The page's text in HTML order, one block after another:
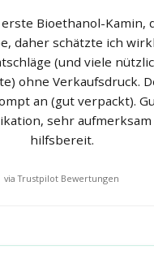
Bioethanol-Kamin,
daher schätzte ich
(und viele
ohne Verkaufsdruck.
an (gut verpackt).
sehr aufmerksam
hilfsbereit.
via Trustpilot Bewertungen